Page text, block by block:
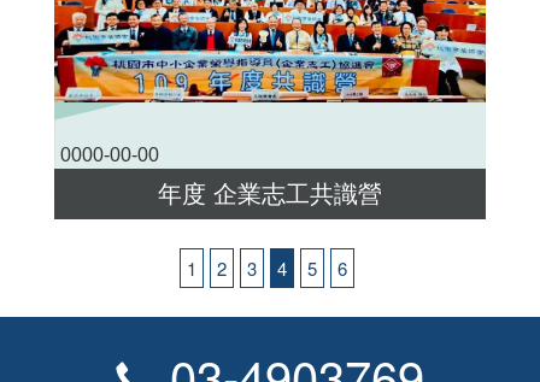
0000-00-00
年度 企業志工共識營
1 2 3 4 5 6